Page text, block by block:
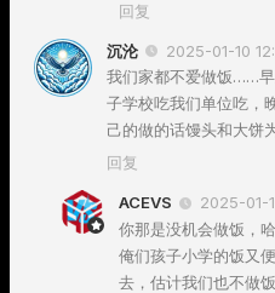
回复
沉沦
2025-01-10
我们家都不爱做饭……
子学校吃我们单位吃，
己的做的话馒头和大饼
回复
ACEVS
2025-01-
你那是没机会做饭，哈
俺们孩子小学的饭又
去，估计我们也不做饭